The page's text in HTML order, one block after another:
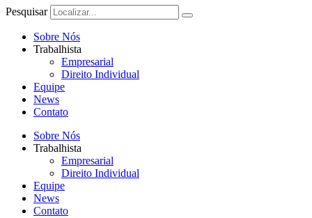
Pesquisar
Sobre Nós
Trabalhista
Empresarial
Direito Individual
Equipe
News
Contato
Sobre Nós
Trabalhista
Empresarial
Direito Individual
Equipe
News
Contato